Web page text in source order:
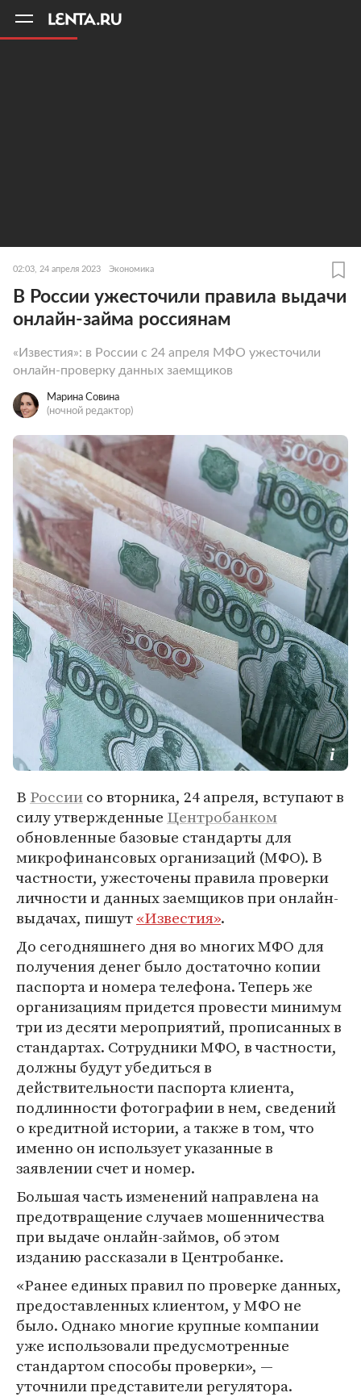
02:03, 24 апреля 2023 Экономика
В России ужесточили правила выдачи
онлайн-займа россиянам
«Известия»: в России с 24 апреля МФО ужесточили
онлайн-проверку данных заемщиков
Марина Совина
(ночной редактор)
В Россиисо вторника, 24 апреля, вступают в
силу утвержденные Центробанком
обновленные базовые стандарты для
микрофинансовых организаций (МФО). В
частности, ужесточены правила проверки
личности и данных заемщиков при онлайн-
выдачах, пишут«Известия».
До сегодняшнего дня во многих МФО для
получения денег было достаточно копии
паспорта и номера телефона. Теперь же
организациям придется провести минимум
три из десяти мероприятий, прописанных в
стандартах. Сотрудники МФО, в частности,
должны будут убедиться в
действительности паспорта клиента,
подлинности фотографии в нем, сведений
о кредитной истории, а также в том, что
именно он использует указанные в
заявлении счет и номер.
Большая часть изменений направлена на
предотвращение случаев мошенничества
при выдаче онлайн-займов, об этом
изданию рассказали в Центробанке.
«Ранее единых правил по проверке данных,
предоставленных клиентом, у МФО не
было. Однако многие крупные компании
уже использовали предусмотренные
стандартом способы проверки», —
уточнили представители регулятора.